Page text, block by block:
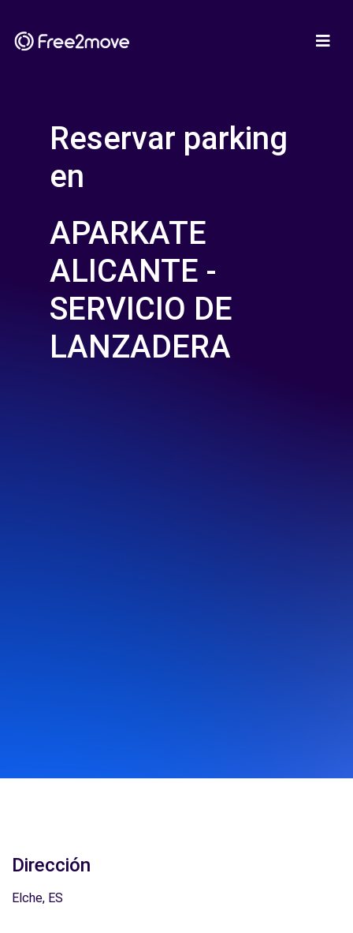
Reservar parking
en
APARKATE
ALICANTE -
SERVICIO DE
LANZADERA
Dirección
Elche, ES